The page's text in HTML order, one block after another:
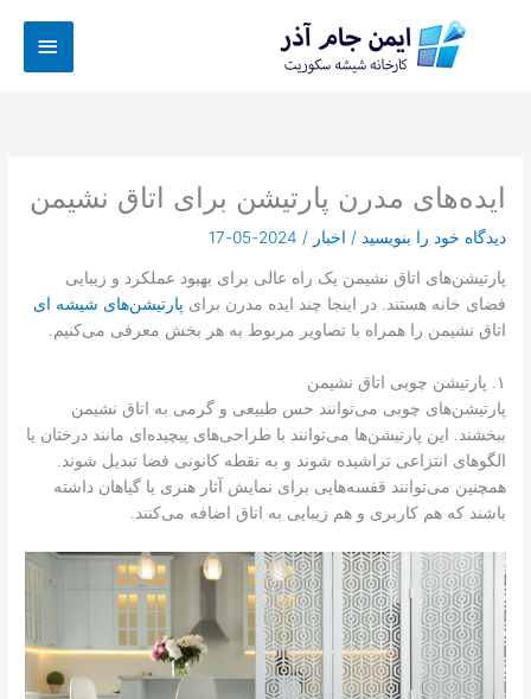
ایده‌های مدرن پارتیشن برای اتاق نشیمن
دیدگاه‌ خود را بنویسید / اخبار /
2024-05-17
پارتیشن‌های اتاق نشیمن یک راه عالی برای بهبود عملکرد و زیبایی
فضای خانه هستند. در اینجا چند ایده مدرن برای پارتیشن‌های شیشه ای
اتاق نشیمن را همراه با تصاویر مربوط به هر بخش معرفی می‌کنیم.
۱. پارتیشن چوبی اتاق نشیمن
پارتیشن‌های چوبی می‌توانند حس طبیعی و گرمی به اتاق نشیمن
ببخشند. این پارتیشن‌ها می‌توانند با طراحی‌های پیچیده‌ای مانند درختان یا
الگوهای انتزاعی تراشیده شوند و به نقطه کانونی فضا تبدیل شوند.
همچنین می‌توانند قفسه‌هایی برای نمایش آثار هنری یا گیاهان داشته
باشند که هم کاربری و هم زیبایی به اتاق اضافه می‌کنند.